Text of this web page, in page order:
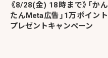
《8/28(金) 18時まで》「かん
たんMeta広告」1万ポイント
プレゼントキャンペーン